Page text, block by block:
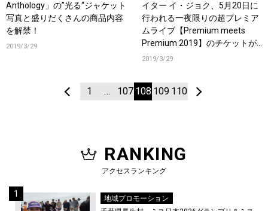
Anthology」の”光る“ジャケット
写真と盛りだくさんの商品内容
を解禁！
2019/3/29
イター イ・ジョク、5月20日に
行われる一夜限りの超プレミア
ムライブ【Premium meets
Premium 2019】のチケットが
いよいよ3月30日より一般販売
ジが到着！
2019/3/29
1 … 107 108 109 110
RANKING
アクセスランキング
地域プロモーション